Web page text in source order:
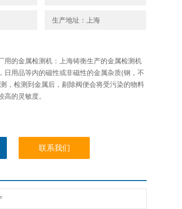
生产地址：上海
用的金属检测机：上海铸衡生产的金属检测机
日用品等内的磁性或非磁性的金属杂质(钢，不
，检测到金属后，剔除阀便会将受污染的物料
的灵敏度。
联系我们